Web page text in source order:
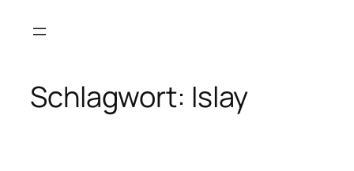
Inhalt
Schlagwort: Islay